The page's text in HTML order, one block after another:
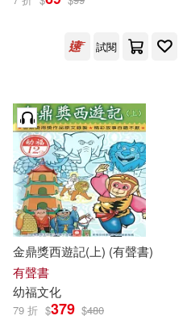
試閱
金鼎獎西遊記(上) (有聲書)
有聲書
幼福文化
79 折 $379 $480